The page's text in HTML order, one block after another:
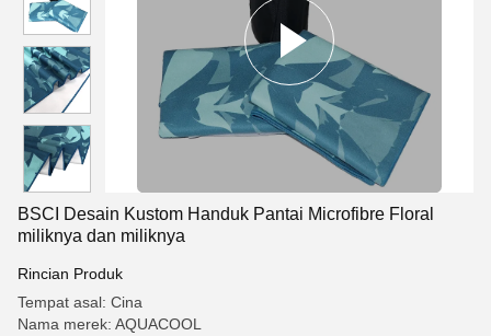
BSCI Desain Kustom Handuk Pantai Microfibre Floral
miliknya dan miliknya
Rincian Produk
Tempat asal: Cina
Nama merek: AQUACOOL